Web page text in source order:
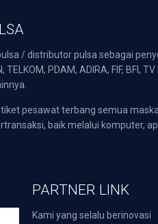
/ distributor pulsa sebagai
TELKOM, PDAM, ADIRA, FIF,
pesawat terbang semua
baik melalui komputer,
PARTNER LINK
Kami yang selalu berinovasi